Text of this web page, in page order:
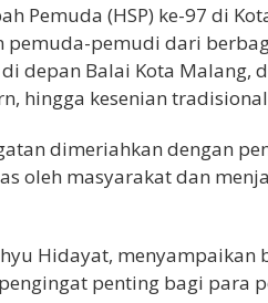
Pemuda (HSP) ke-97 di
pemuda-pemudi dari
depan Balai Kota
hingga kesenian
dimeriahkan dengan
oleh masyarakat dan
Hidayat, menyampaikan
penting bagi para